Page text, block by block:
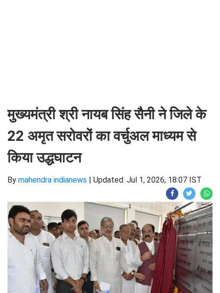
मुख्यमंत्री श्री नायब सिंह सैनी ने जिले के
22 अमृत सरोवरों का वर्चुअल माध्यम से
किया उद्धघाटन
By mahendra indianews | Updated: Jul 1, 2026, 18:07 IST